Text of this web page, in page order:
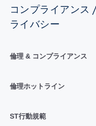
コンプライアン
ライバシー
倫理 & コンプライアンス
倫理ホットライン
ST行動規範